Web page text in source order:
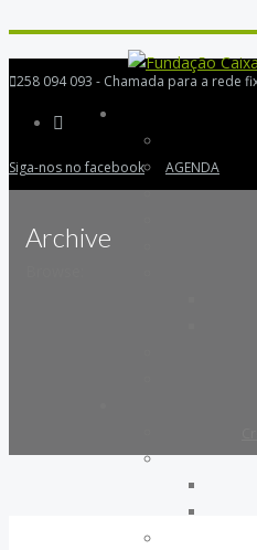
258 094 093 - Chamada para a rede
Siga-nos no facebook AGENDA
Archive